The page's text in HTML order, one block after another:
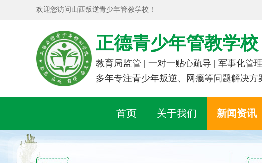
欢迎您访问山西叛逆青少年管教学校！
正德青少年管教学校
教育局监管 | 一对一贴心疏导 | 军事化管
多年专注青少年叛逆、网瘾等问题解决方
首页 关于我们 新闻资讯